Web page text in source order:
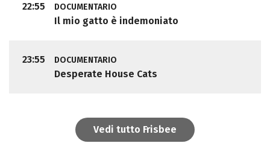
22:55 DOCUMENTARIO
Il mio gatto è indemoniato
23:55 DOCUMENTARIO
Desperate House Cats
Vedi tutto Frisbee